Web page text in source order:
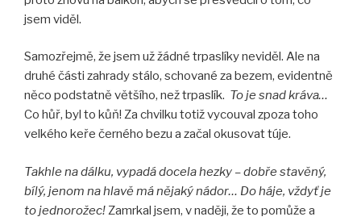
jsem viděl.
Samozřejmě, že jsem už žádné trpaslíky neviděl. Ale na
druhé části zahrady stálo, schované za bezem, evidentně
něco podstatně většího, než trpaslík. To je snad kráva…
Co hůř, byl to kůň! Za chvilku totiž vycouval zpoza toho
velkého keře černého bezu a začal okusovat túje.
Takhle na dálku, vypadá docela hezky – dobře stavěný,
bílý, jenom na hlavě má nějaký nádor… Do háje, vždyť je
to jednorožec!Zamrkal jsem, v naději, že to pomůže a